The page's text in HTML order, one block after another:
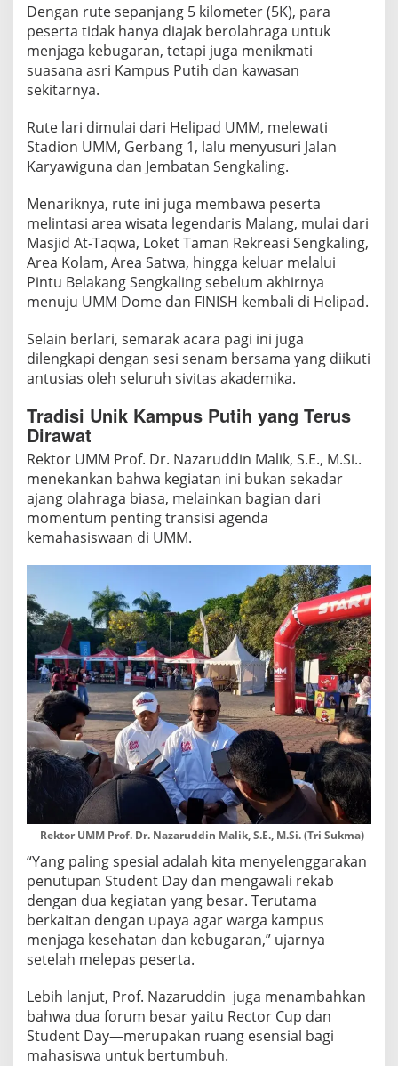
a
h
S
p
t
a
k
l
r
Dengan rute sepanjang 5 kilometer (5K), para
peserta tidak hanya diajak berolahraga untuk
menjaga kebugaran, tetapi juga menikmati
suasana asri Kampus Putih dan kawasan
sekitarnya.
Rute lari dimulai dari Helipad UMM, melewati
Stadion UMM, Gerbang 1, lalu menyusuri Jalan
Karyawiguna dan Jembatan Sengkaling.
Menariknya, rute ini juga membawa peserta
melintasi area wisata legendaris Malang, mulai dari
Masjid At-Taqwa, Loket Taman Rekreasi Sengkaling,
Area Kolam, Area Satwa, hingga keluar melalui
Pintu Belakang Sengkaling sebelum akhirnya
menuju UMM Dome dan FINISH kembali di Helipad.
Selain berlari, semarak acara pagi ini juga
dilengkapi dengan sesi senam bersama yang diikuti
antusias oleh seluruh sivitas akademika.
Tradisi Unik Kampus Putih yang Terus
Dirawat
Rektor UMM Prof. Dr. Nazaruddin Malik, S.E., M.Si..
menekankan bahwa kegiatan ini bukan sekadar
ajang olahraga biasa, melainkan bagian dari
momentum penting transisi agenda
kemahasiswaan di UMM.
Rektor UMM Prof. Dr. Nazaruddin Malik, S.E., M.Si. (Tri Sukma)
“Yang paling spesial adalah kita menyelenggarakan
penutupan Student Day dan mengawali rekab
dengan dua kegiatan yang besar. Terutama
berkaitan dengan upaya agar warga kampus
menjaga kesehatan dan kebugaran,” ujarnya
setelah melepas peserta.
Lebih lanjut, Prof. Nazaruddin juga menambahkan
bahwa dua forum besar yaitu Rector Cup dan
Student Day—merupakan ruang esensial bagi
mahasiswa untuk bertumbuh.